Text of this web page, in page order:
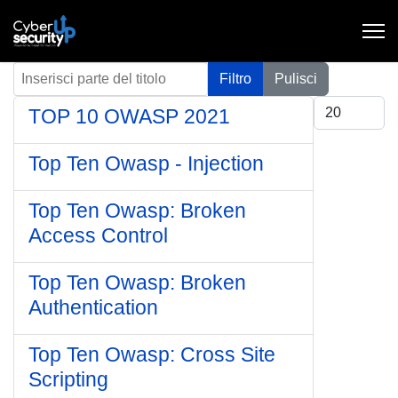
Inserisci parte del titolo Filtro
Pulisci
Visualizza #
TOP 10 OWASP 2021
Top Ten Owasp - Injection
Top Ten Owasp: Broken
Access Control
Top Ten Owasp: Broken
Authentication
Top Ten Owasp: Cross Site
Scripting